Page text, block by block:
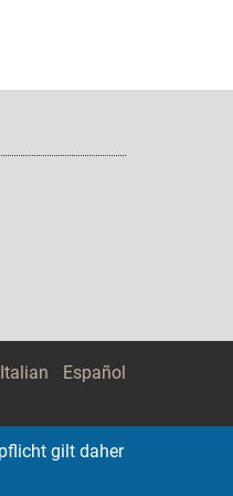
Italian Español
gilt daher